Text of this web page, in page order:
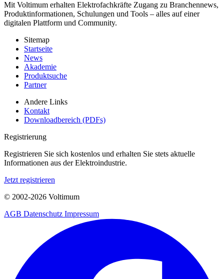
Mit Voltimum erhalten Elektrofachkräfte Zugang zu Branchennews,
Produktinformationen, Schulungen und Tools – alles auf einer
digitalen Plattform und Community.
Sitemap
Startseite
News
Akademie
Produktsuche
Partner
Andere Links
Kontakt
Downloadbereich (PDFs)
Registrierung
Registrieren Sie sich kostenlos und erhalten Sie stets aktuelle
Informationen aus der Elektroindustrie.
Jetzt registrieren
© 2002-2026 Voltimum
AGB Datenschutz Impressum